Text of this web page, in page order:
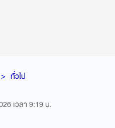
ทั่วไป
เวลา 9:19 น.